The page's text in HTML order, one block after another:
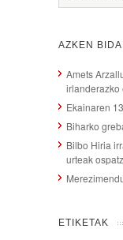
AZKEN
Amets
irlanderazko
Ekainaren
Biharko
Bilbo Hiria
urteak
ETIKETAK